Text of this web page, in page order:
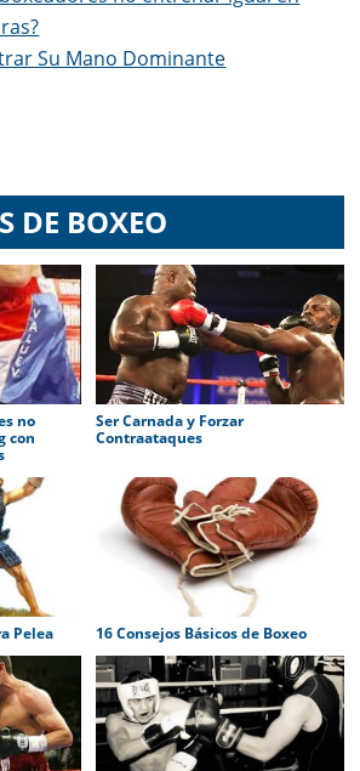
Su Mano Dominante
DE BOXEO
no
con
Ser Carnada y Forzar
Contraataques
Pelea 16 Consejos Básicos de Boxeo